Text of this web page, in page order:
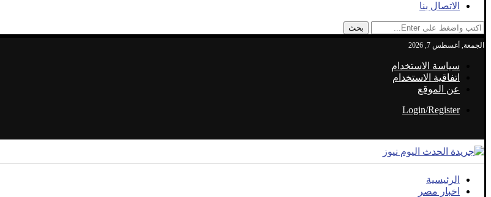
الاتصال بنا
بحث
الجمعة, أغسطس 7, 2026
سياسة الاستخدام
اتفاقية الاستخدام
عن الموقع
Login/Register
الرئيسية
اخبار مصر